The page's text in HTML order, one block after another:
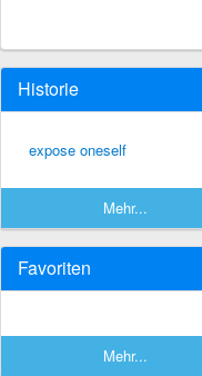
Historie
expose oneself
Mehr...
Favoriten
Mehr...